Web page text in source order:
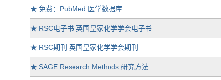
★ 免费：PubMed 医学数据库
★ RSC电子书 英国皇家化学学会电子书
★ RSC期刊 英国皇家化学学会期刊
★ SAGE Research Methods 研究方法